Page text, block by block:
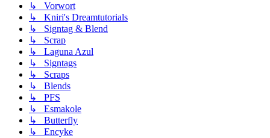
↳ Vorwort
↳ Kniri's Dreamtutorials
↳ Signtag & Blend
↳ Scrap
↳ Laguna Azul
↳ Signtags
↳ Scraps
↳ Blends
↳ PFS
↳ Esmakole
↳ Butterfly
↳ Encyke